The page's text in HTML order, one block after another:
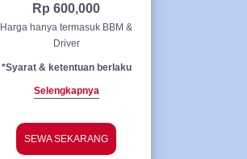
Rp 600,000
Harga hanya termasuk BBM &
Driver
*Syarat & ketentuan berlaku
Selengkapnya
SEWA SEKARANG